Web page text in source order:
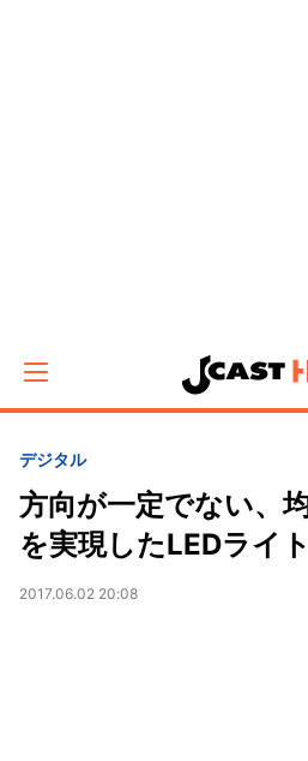
デジタル
方向が一定でない、
を実現したLEDライト
2017.06.02 20:08